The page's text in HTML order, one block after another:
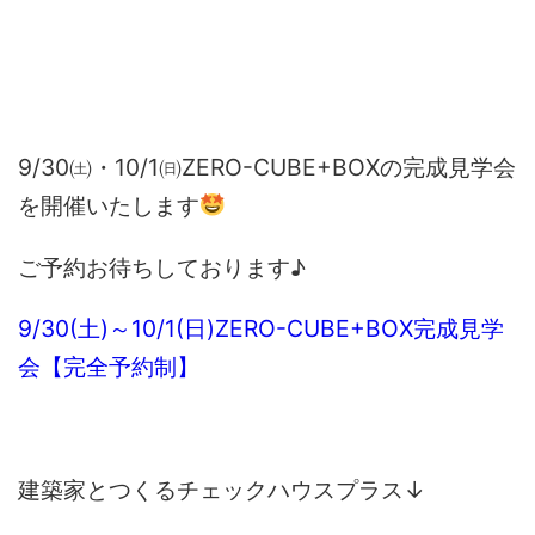
9/30㈯・10/1㈰ZERO-CUBE+BOXの完成見学会
を開催いたします
ご予約お待ちしております♪
9/30(土)～10/1(日)ZERO-CUBE+BOX完成見学
会【完全予約制】
建築家とつくるチェックハウスプラス↓